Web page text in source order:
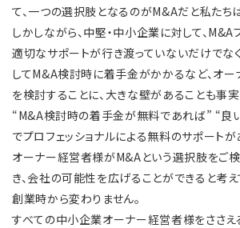
て、一つの選択肢となるのがM&Aだと私たち
しかしながら、中堅・中小企業に対して、M&A
適切なサポートが行き渡っていないだけでな
してM&A検討時に着手金がかかるなど、オ
を検討することに、大きな壁があることも事実
“M&A検討時の着手金が無料であれば” “良
でプロフェッショナルによる無料のサポート
オーナー経営者様がM&Aという選択肢をご
き、会社の可能性を広げることができると考
創業時から変わりません。
すべての中小企業オーナー経営者様をささえ